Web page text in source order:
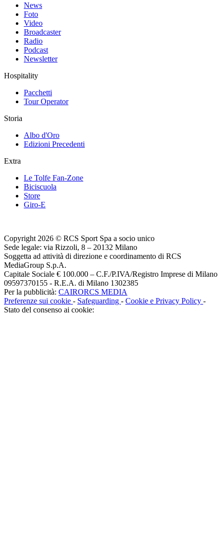
News
Foto
Video
Broadcaster
Radio
Podcast
Newsletter
Hospitality
Pacchetti
Tour Operator
Storia
Albo d'Oro
Edizioni Precedenti
Extra
Le Tolfe Fan-Zone
Biciscuola
Store
Giro-E
Copyright 2026 © RCS Sport Spa a socio unico
Sede legale: via Rizzoli, 8 – 20132 Milano
Soggetta ad attività di direzione e coordinamento di RCS
MediaGroup S.p.A.
Capitale Sociale € 100.000 – C.F./P.IVA/Registro Imprese di Milano
09597370155 - R.E.A. di Milano 1302385
Per la pubblicità: CAIRORCS MEDIA
Preferenze sui cookie - Safeguarding - Cookie e Privacy Policy -
Stato del consenso ai cookie: